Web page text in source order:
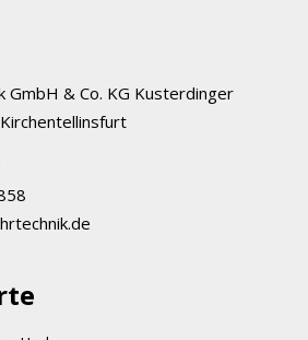
GmbH & Co. KG Kusterdinger